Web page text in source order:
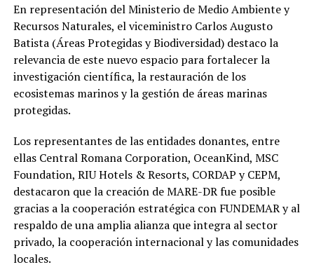
En representación del Ministerio de Medio Ambiente y
Recursos Naturales, el viceministro Carlos Augusto
Batista (Áreas Protegidas y Biodiversidad) destaco la
relevancia de este nuevo espacio para fortalecer la
investigación científica, la restauración de los
ecosistemas marinos y la gestión de áreas marinas
protegidas.
Los representantes de las entidades donantes, entre
ellas Central Romana Corporation, OceanKind, MSC
Foundation, RIU Hotels & Resorts, CORDAP y CEPM,
destacaron que la creación de MARE-DR fue posible
gracias a la cooperación estratégica con FUNDEMAR y al
respaldo de una amplia alianza que integra al sector
privado, la cooperación internacional y las comunidades
locales.